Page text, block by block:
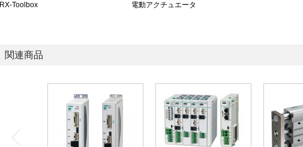
RX-Toolbox 電動アクチュエータ
関連商品